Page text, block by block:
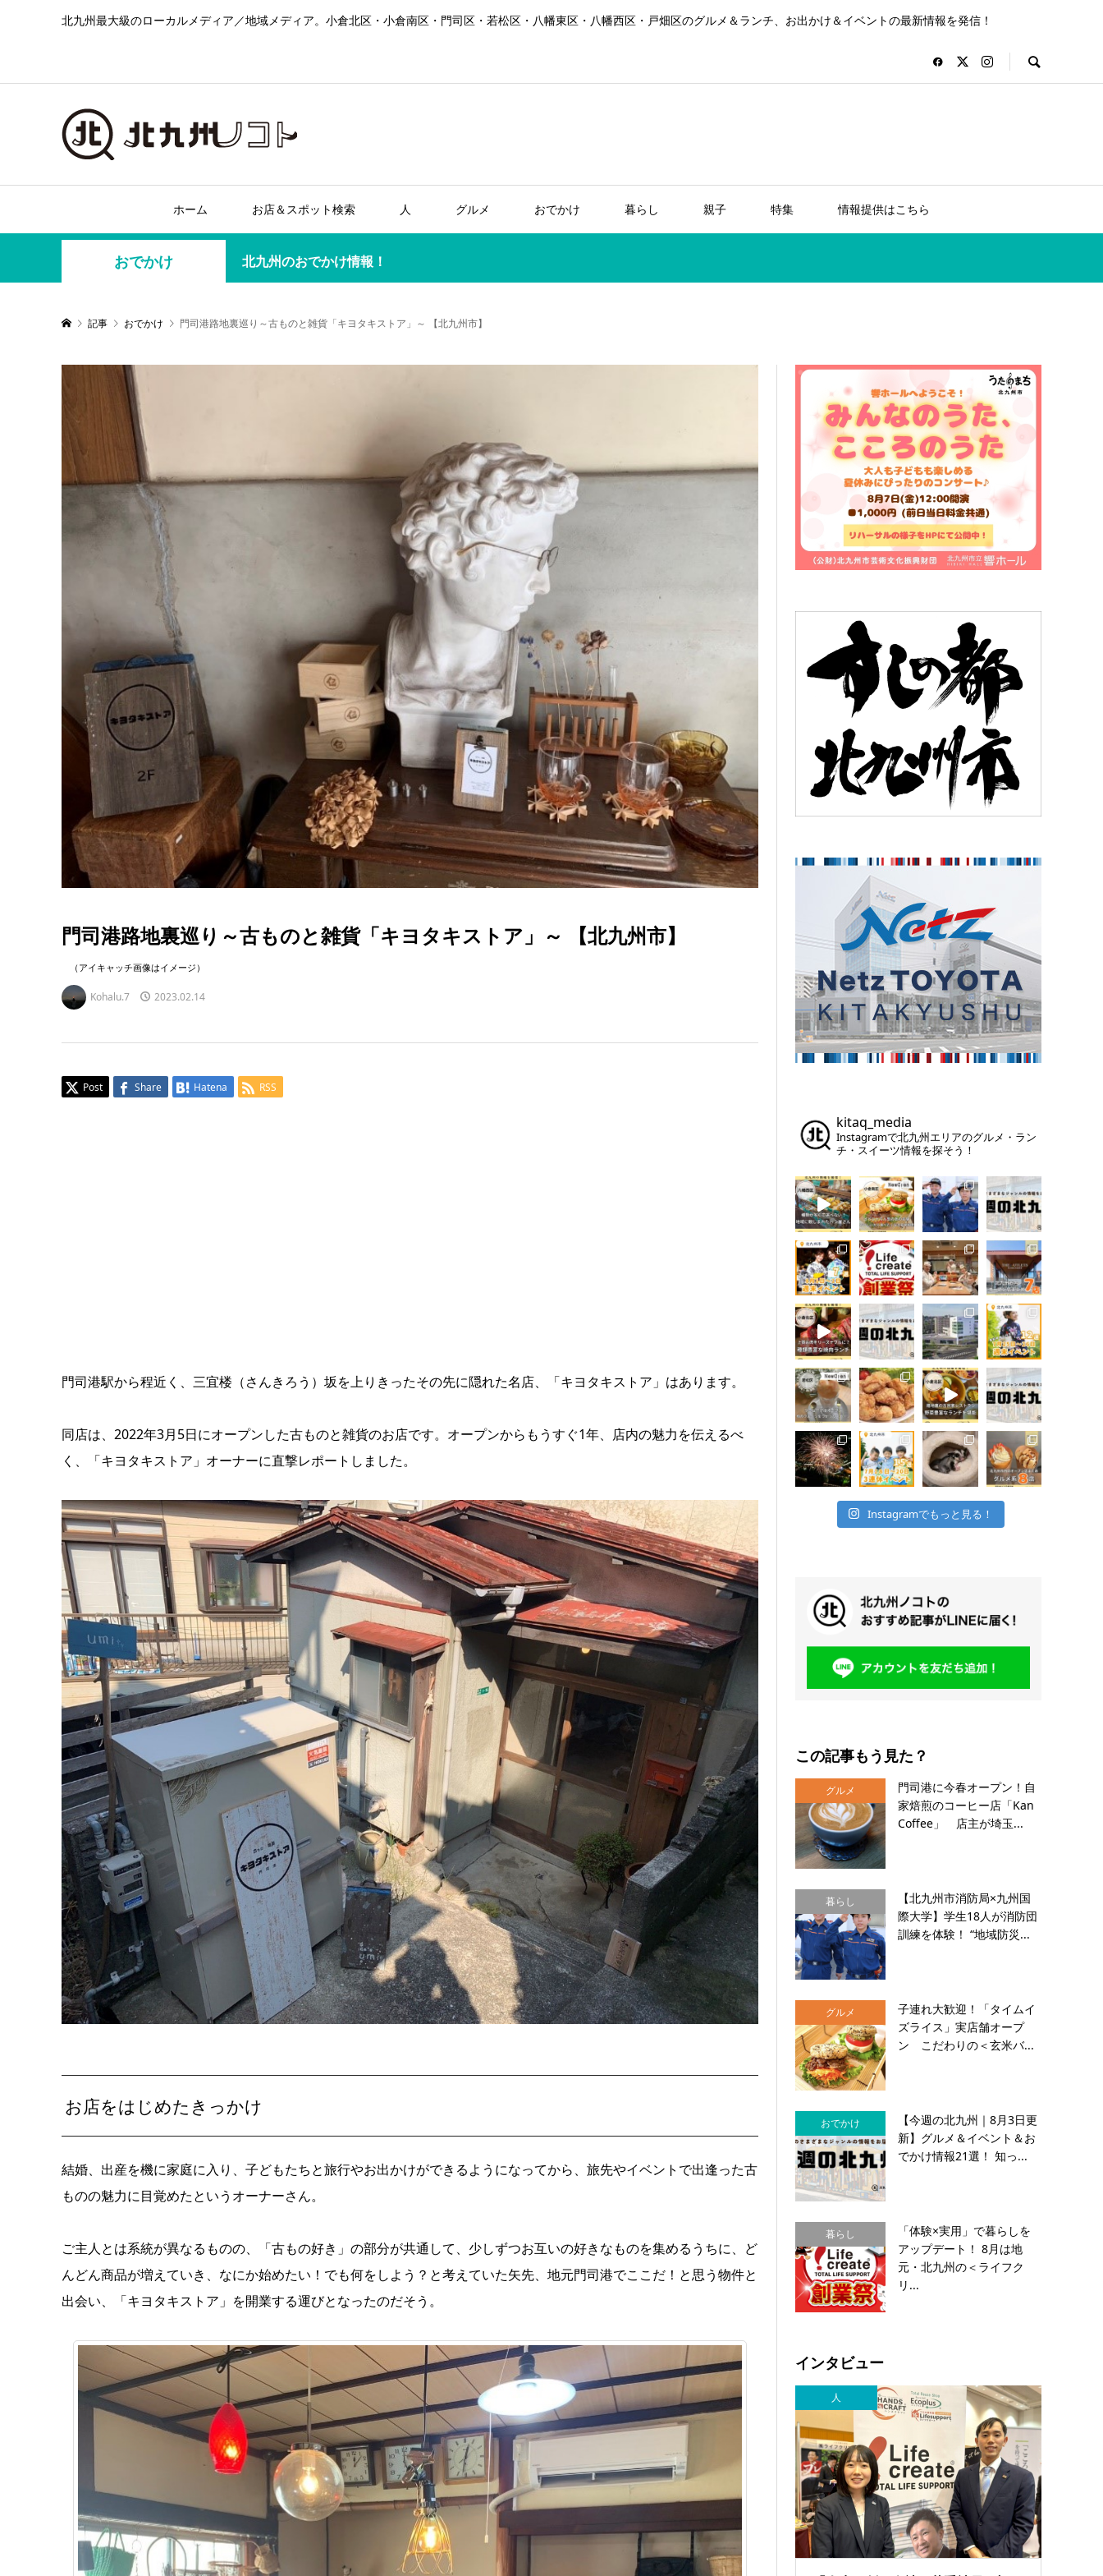
北九州最大級のローカルメディア／地域メディア。小倉北区・小倉南区・門司区・若松区・八幡東区・八幡西区・戸畑区のグルメ＆ランチ、お出かけ＆イベントの最新情報を発信！
ホーム お店＆スポット検索 人 グルメ おでかけ 暮らし 親子 特集 情報提供はこちら
おでかけ 北九州のおでかけ情報！
記事 おでかけ 門司港路地裏巡り～古ものと雑貨「キヨタキストア」～ 【北九州市】
門司港路地裏巡り～古ものと雑貨「キヨタキストア」～ 【北九州市】
（アイキャッチ画像はイメージ）
Kohalu.7 2023.02.14
Post Share Hatena RSS
門司港駅から程近く、三宜楼（さんきろう）坂を上りきったその先に隠れた名店、「キヨタキストア」はあります。
同店は、2022年3月5日にオープンした古ものと雑貨のお店です。オープンからもうすぐ1年、店内の魅力を伝えるべ
く、「キヨタキストア」オーナーに直撃レポートしました。
お店をはじめたきっかけ
結婚、出産を機に家庭に入り、子どもたちと旅行やお出かけができるようになってから、旅先やイベントで出逢った古
ものの魅力に目覚めたというオーナーさん。
ご主人とは系統が異なるものの、「古もの好き」の部分が共通して、少しずつお互いの好きなものを集めるうちに、ど
んどん商品が増えていき、なにか始めたい！でも何をしよう？と考えていた矢先、地元門司港でここだ！と思う物件と
出会い、「キヨタキストア」を開業する運びとなったのだそう。
kitaq_media
Instagramで北九州エリアのグルメ・ラン
チ・スイーツ情報を探そう！
Instagramでもっと見る！
この記事もう見た？
グルメ
門司港に今春オープン！自
家焙煎のコーヒー店「Kan
Coffee」 店主が埼玉...
暮らし
【北九州市消防局×九州国
際大学】学生18人が消防団
訓練を体験！ “地域防災...
グルメ
子連れ大歓迎！「タイムイ
ズライス」実店舗オープ
ン こだわりの＜玄米バ...
おでかけ
【今週の北九州｜8月3日更
新】グルメ＆イベント＆お
でかけ情報21選！ 知っ...
暮らし
「体験×実用」で暮らしを
アップデート！ 8月は地
元・北九州の＜ライフク
リ...
インタビュー
人